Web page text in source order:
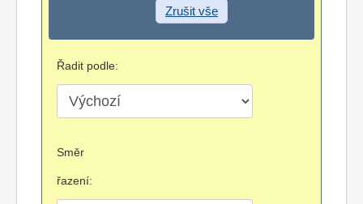
Zrušit vše
Řadit podle:
Směr
řazení: